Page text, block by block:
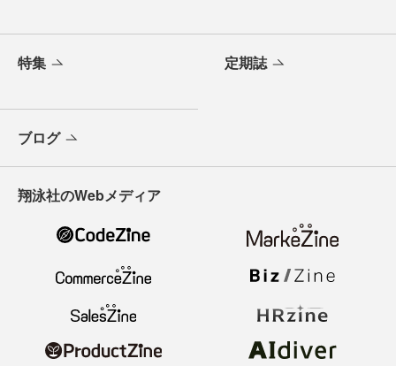
特集 定期誌
ブログ
翔泳社のWebメディア